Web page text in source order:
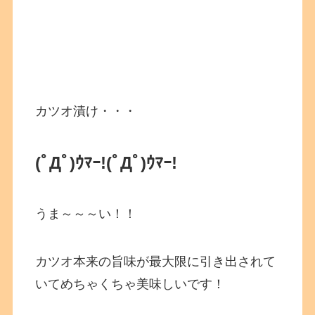
カツオ漬け・・・
(ﾟДﾟ)ｳﾏｰ!(ﾟДﾟ)ｳﾏｰ!
うま～～～い！！
カツオ本来の旨味が最大限に引き出されて
いてめちゃくちゃ美味しいです！